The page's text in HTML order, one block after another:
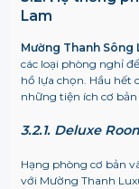
Lam
Mường Thanh Sông
các loại phòng nghỉ
hồ lựa chọn. Hầu hết
những tiện ích cơ
3.2.1. Deluxe
Hạng phòng cơ bản
với Mường Thanh